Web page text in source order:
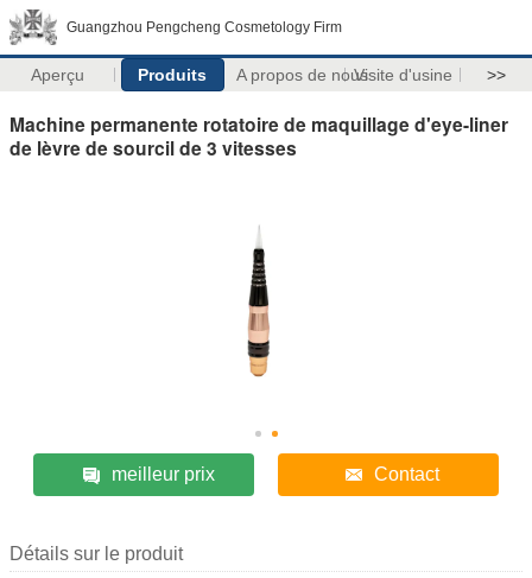
Guangzhou Pengcheng Cosmetology Firm
Aperçu Produits A propos de nousVisite d'usine >>
Machine permanente rotatoire de maquillage d'eye-liner
de lèvre de sourcil de 3 vitesses
meilleur prix Contact
Détails sur le produit